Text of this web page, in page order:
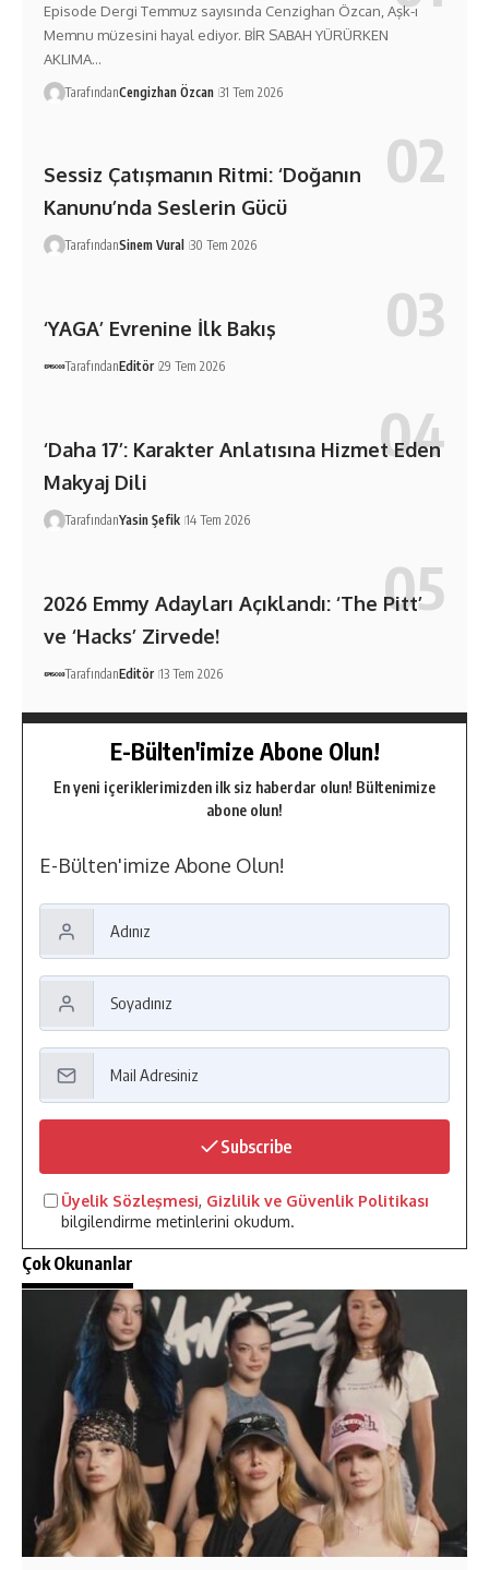
Episode Dergi Temmuz sayısında Cenzighan Özcan, Aşk-ı
Memnu müzesini hayal ediyor. BİR SABAH YÜRÜRKEN
AKLIMA…
TarafındanCengizhan Özcan 31 Tem 2026
Sessiz Çatışmanın Ritmi: ‘Doğanın
Kanunu’nda Seslerin Gücü
TarafındanSinem Vural 30 Tem 2026
‘YAGA’ Evrenine İlk Bakış
TarafındanEditör 29 Tem 2026
‘Daha 17’: Karakter Anlatısına Hizmet Eden
Makyaj Dili
TarafındanYasin Şefik 14 Tem 2026
2026 Emmy Adayları Açıklandı: ‘The Pitt’
ve ‘Hacks’ Zirvede!
TarafındanEditör 13 Tem 2026
E-Bülten'imize Abone Olun!
En yeni içeriklerimizden ilk siz haberdar olun! Bültenimize
abone olun!
E-Bülten'imize Abone Olun!
Subscribe
Üyelik Sözleşmesi, Gizlilik ve Güvenlik Politikası
bilgilendirme metinlerini okudum.
Çok Okunanlar